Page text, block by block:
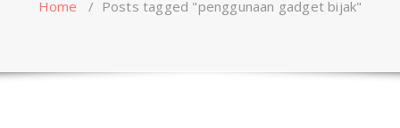
Home / Posts tagged "penggunaan gadget bijak"